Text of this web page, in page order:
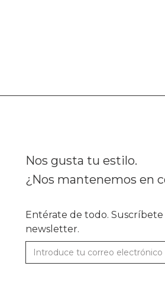
Nos gusta tu estilo.
¿Nos mantenemos en
Entérate de todo.
newsletter.